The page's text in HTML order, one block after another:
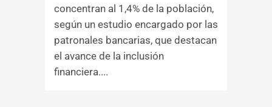
concentran al 1,4% de la población,
según un estudio encargado por las
patronales bancarias, que destacan
el avance de la inclusión
financiera....